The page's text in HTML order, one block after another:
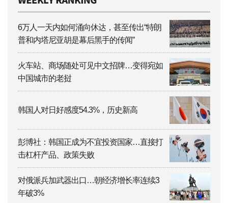
6万人一天内如何涌向休达，甚至传出“特朗
普和内塔尼亚胡是幕后黑手的传闻”
火车站、商场随处可见中文招牌…变得宛如
中国城市的老挝
韩国人对日好感度54.3%，历史新高
彭博社：韩国正成为不宜投资国家…直接打
击杠杆产品、政策失败
对俄派兵加武器出口…朝经济增长率连续3
年破3%